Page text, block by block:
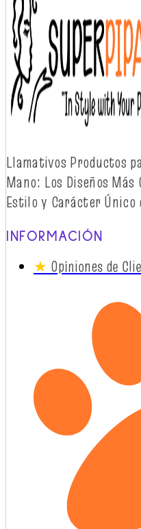
Llamativos Productos
Mano: Los Diseños Más
Estilo y Carácter Único
INFORMACIÓN
★ Opiniones de